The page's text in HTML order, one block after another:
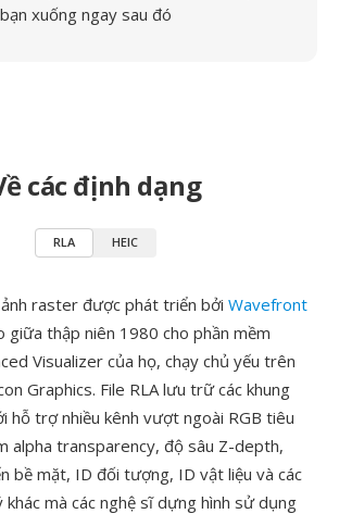
xuống ngay sau đó
các định dạng
RLA HEIC
ảnh raster được phát triển bởi Wavefront
giữa thập niên 1980 cho phần mềm
Visualizer của họ, chạy chủ yếu trên
Graphics. File RLA lưu trữ các khung
hỗ trợ nhiều kênh vượt ngoài RGB tiêu
alpha transparency, độ sâu Z-depth,
bề mặt, ID đối tượng, ID vật liệu và các
khác mà các nghệ sĩ dựng hình sử dụng